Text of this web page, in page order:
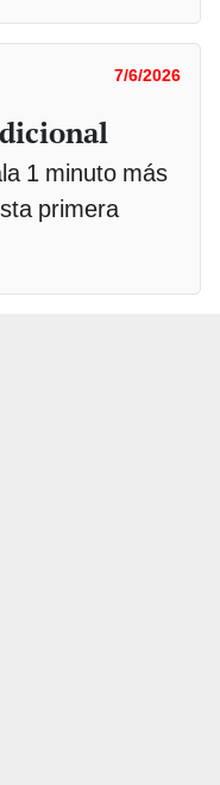
7/6/2026
1 minuto más
primera